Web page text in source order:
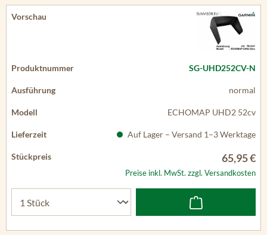
SG-UHD252CV-N
normal
ECHOMAP UHD2 52cv
Auf Lager – Versand 1–3 Werktage
65,95 €
Preise inkl. MwSt. zzgl. Versandkosten